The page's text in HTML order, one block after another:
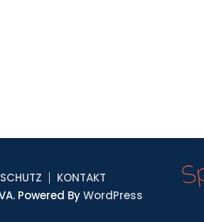
KONTAKT
Powered ByWordPress